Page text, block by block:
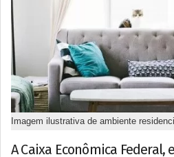
Imagem ilustrativa de ambiente
A Caixa Econômica Federal,